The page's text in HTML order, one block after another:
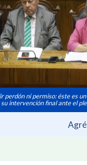
perdón ni permiso: éste es
intervención final ante el